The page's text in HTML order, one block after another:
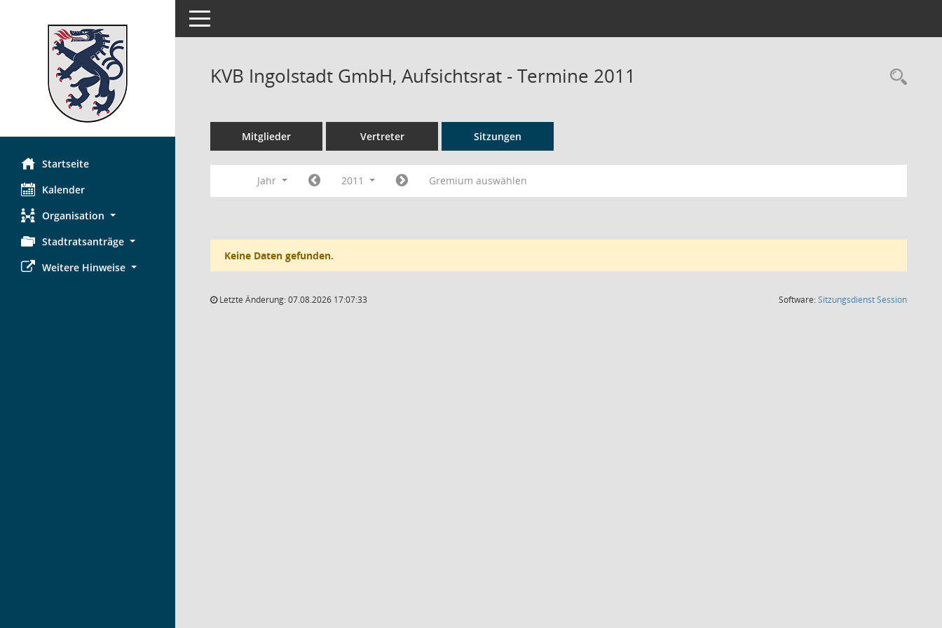
Startseite
Kalender
Organisation
Stadtratsanträge
Weitere Hinweise
Toggle navigation
KVB Ingolstadt GmbH, Aufsichtsrat - Termine 2011
Mitglieder Vertreter Sitzungen
Jahr 2011 Gremium auswählen
Keine Daten gefunden.
Letzte Änderung: 07.08.2026 17:07:33 Software:SitzungsdienstSession(Wird in